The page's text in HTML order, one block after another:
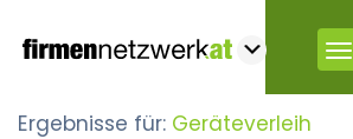
Ergebnisse für: Geräteverleih